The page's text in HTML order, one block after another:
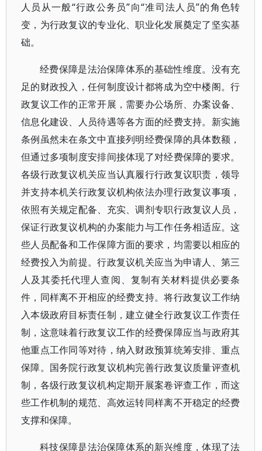
人员从一般“行政公务员”向“准司法人员”的角色转
变，为行政复议的专业化、职业化发展奠定了坚实基
础。
经费保障是法治保障体系的基础性维度。没有充
足的财政投入，任何制度设计都将成为空中楼阁。行
政复议工作的正常开展，需要办公场所、办案设备、
信息化建设、人员待遇等各方面的经费支持。新实施
条例虽然未在条文中直接列明经费保障的具体数额，
但通过多项制度安排间接体现了对经费保障的要求。
各级行政复议机关应当认真履行行政复议职责，领导
并支持本机关行政复议机构依法办理行政复议事项，
依照有关规定配备、充实、调剂专职行政复议人员，
保证行政复议机构的办案能力与工作任务相适应。这
些人员配备和工作保障方面的要求，均需要以相应的
经费投入为前提。行政复议机关应当为申请人、第三
人及其委托代理人查阅、复制有关材料提供必要条
件，同样离不开相应的经费支持。将行政复议工作纳
入本级政府目标责任制，建立健全行政复议工作责任
制，这意味着行政复议工作的经费保障应当与政府其
他重点工作同等对待，纳入财政预算统筹安排、重点
保障。国务院行政复议机构完善行政复议质量评查机
制，各级行政复议机构定期开展案卷评查工作，而这
些工作机制的规范、高效运转同样离不开稳定的经费
支撑和保障。
科技保障是法治保障体系的新兴维度，体现了法